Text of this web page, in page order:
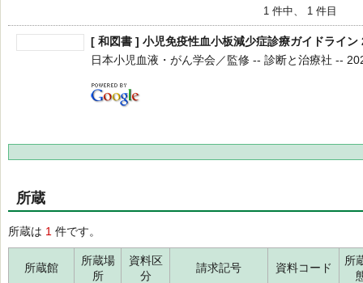
1 件中、 1 件目
[ 和図書 ] 小児免疫性血小板減少症診療ガイドライン
日本小児血液・がん学会／監修 -- 診断と治療社 --
所蔵
所蔵は 1 件です。
所蔵館
所蔵場
所
資料区
分
請求記号 資料コード
所